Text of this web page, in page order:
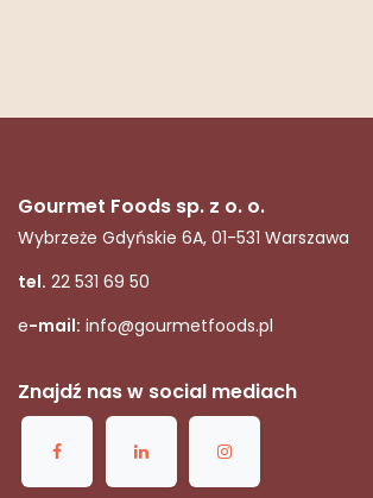
Gourmet Foods sp. z o. o.
Wybrzeże Gdyńskie 6A, 01-531 Warszawa
tel. 22 531 69 50
e-mail: info@gourmetfoods.pl
Znajdź nas w social mediach